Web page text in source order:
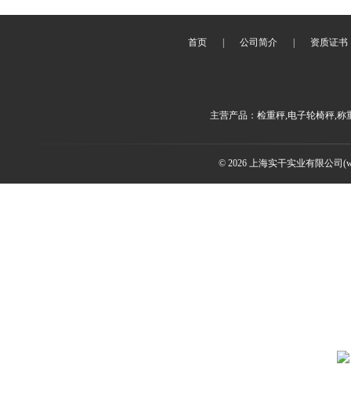
首页 公司简介 资质证书
主营产品：检重秤,电子轮椅秤,
© 2026 上海实干实业有限公司